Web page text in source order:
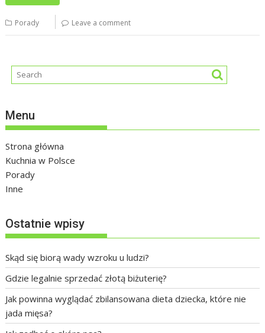
Porady Leave a comment
Menu
Strona główna
Kuchnia w Polsce
Porady
Inne
Ostatnie wpisy
Skąd się biorą wady wzroku u ludzi?
Gdzie legalnie sprzedać złotą biżuterię?
Jak powinna wyglądać zbilansowana dieta dziecka, które nie
jada mięsa?